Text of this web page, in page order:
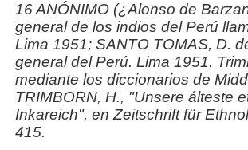
16 ANÓNIMO (¿Alonso de
general de los indios del Perú
Lima 1951; SANTO TOMAS, D.
general del Perú. Lima 1951.
mediante los diccionarios de
TRIMBORN, H., "Unsere álteste
Inkareich", enZeitschriftfür
415.